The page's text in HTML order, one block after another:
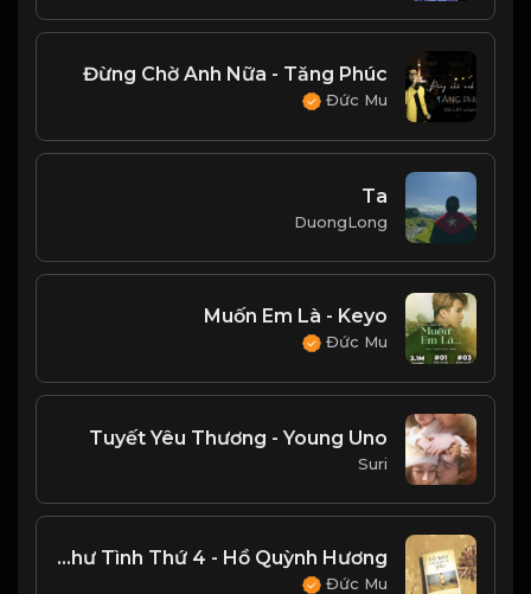
Đừng Chờ Anh Nữa - Tăng Phúc
Đức Mu
Ta
DuongLong
Muốn Em Là - Keyo
Đức Mu
Tuyết Yêu Thương - Young Uno
Suri
Bức Thư Tình Thứ 4 - Hồ Quỳnh Hương
Đức Mu